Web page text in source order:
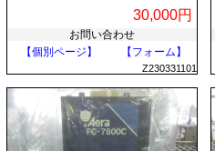
30,000円
お問い合わせ
【個別ページ】
【フォーム】
Z230331101